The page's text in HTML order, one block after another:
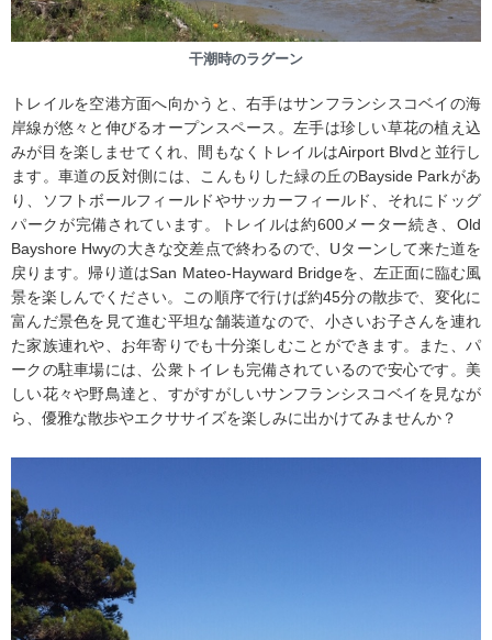
干潮時のラグーン
トレイルを空港方面へ向かうと、右手はサンフランシスコベイの海
岸線が悠々と伸びるオープンスペース。左手は珍しい草花の植え込
みが目を楽しませてくれ、間もなくトレイルはAirport Blvdと並行し
ます。車道の反対側には、こんもりした緑の丘のBayside Parkがあ
り、ソフトボールフィールドやサッカーフィールド、それにドッグ
パークが完備されています。トレイルは約600メーター続き、Old
Bayshore Hwyの大きな交差点で終わるので、Uターンして来た道を
戻ります。帰り道はSan Mateo-Hayward Bridgeを、左正面に臨む風
景を楽しんでください。この順序で行けば約45分の散歩で、変化に
富んだ景色を見て進む平坦な舗装道なので、小さいお子さんを連れ
た家族連れや、お年寄りでも十分楽しむことができます。また、パ
ークの駐車場には、公衆トイレも完備されているので安心です。美
しい花々や野鳥達と、すがすがしいサンフランシスコベイを見なが
ら、優雅な散歩やエクササイズを楽しみに出かけてみませんか？